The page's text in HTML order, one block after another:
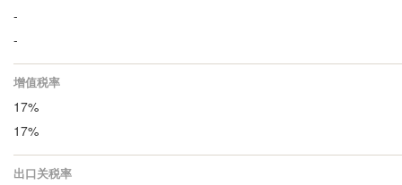
-
-
增值税率
17%
17%
出口关税率